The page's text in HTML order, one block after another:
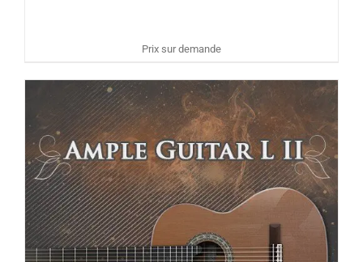
Prix sur demande